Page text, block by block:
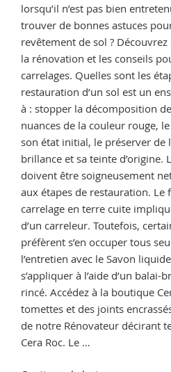
lorsqu’il n’est pas bien
trouver de bonnes astuces
revêtement de sol ?
la rénovation et les conseils
carrelages. Quelles sont les
restauration d’un sol est un
à : stopper la décomposition
nuances de la couleur rouge,
son état initial, le préserver de
brillance et sa teinte d’origine.
doivent être soigneusement
aux étapes de restauration. Le
carrelage en terre cuite
d’un carreleur. Toutefois,
préfèrent s’en occuper tous
l’entretien avec le Savon
s’appliquer à l’aide d’un
rincé. Accédez à la boutique
tomettes et des joints
de notre Rénovateur décirant
Cera Roc. Le …